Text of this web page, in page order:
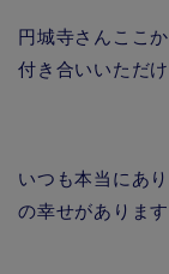
円城寺さんここ
付き合いいただ
いつも本当にあ
の幸せがありま